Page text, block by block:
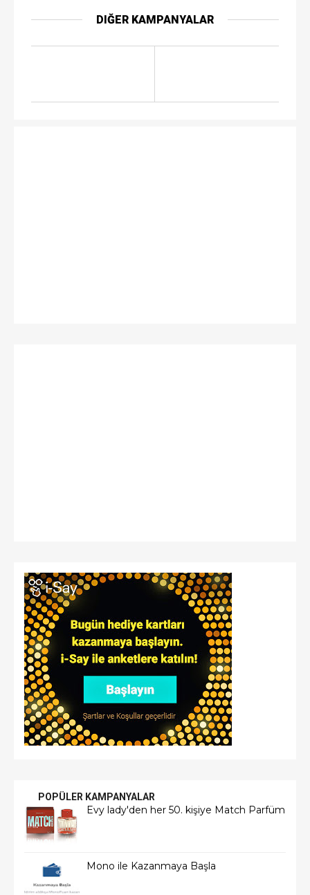
DIĞER KAMPANYALAR
POPÜLER KAMPANYALAR
Evy lady'den her 50. kişiye Match Parfüm
Mono ile Kazanmaya Başla